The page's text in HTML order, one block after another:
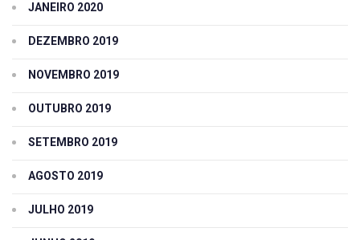
JANEIRO 2020
DEZEMBRO 2019
NOVEMBRO 2019
OUTUBRO 2019
SETEMBRO 2019
AGOSTO 2019
JULHO 2019